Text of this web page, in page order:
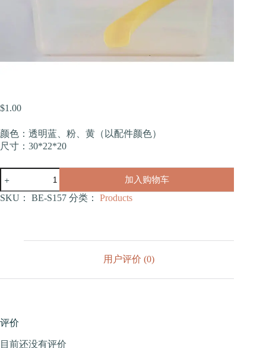
$1.00
颜色：透明蓝、粉、黄（以配件颜色）
尺寸：30*22*20
景
大
加入购物车
SKU： BE-S157 分类： Products
用户评价 (0)
评价
目前还没有评价